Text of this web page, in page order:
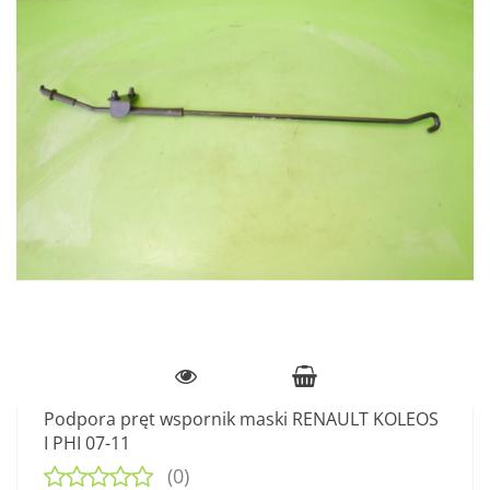
Podpora pręt wspornik maski RENAULT KOLEOS
I PHI 07-11
(0)